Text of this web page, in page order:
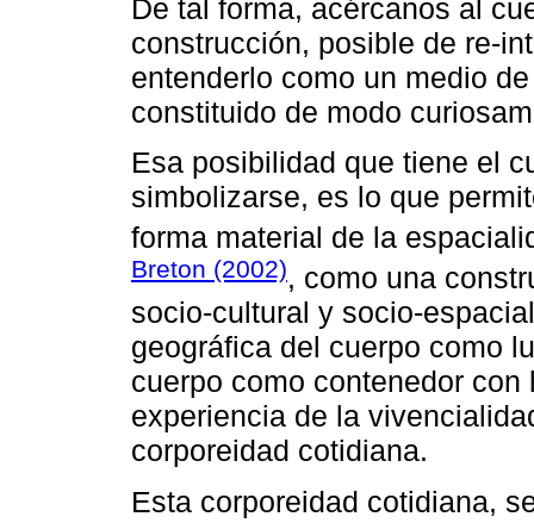
De tal forma, acércanos al
construcción, posible de re-
entenderlo como un medio
constituido de modo
Esa posibilidad que tiene el
simbolizarse, es lo que
forma material de la
Breton (2002), como una
socio-cultural y socio-
geográfica del cuerpo como
cuerpo como contenedor
experiencia de la
corporeidad cotidiana.
Esta corporeidad cotidiana,